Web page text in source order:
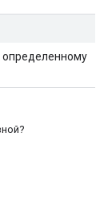
определенному